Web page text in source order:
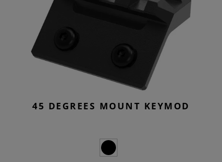
45 DEGREES MOUNT KEYMOD